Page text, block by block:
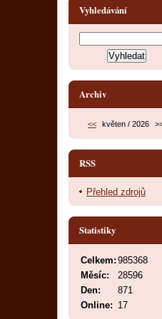
Vyhledávání
Archiv
<< květen / 2026
RSS
Přehled zdrojů
Statistiky
Online: 17
Celkem: 985368
Měsíc:
28596
Den:
871